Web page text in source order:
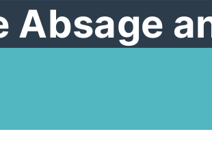
Absage